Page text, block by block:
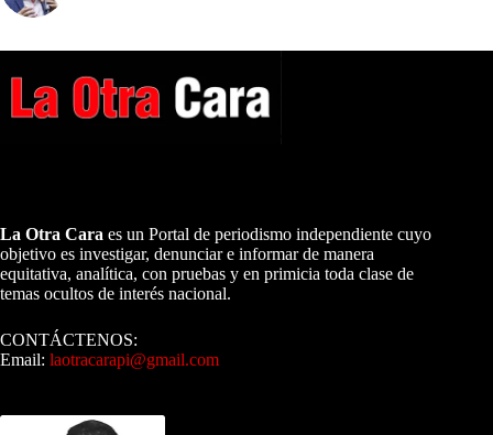
La Otra Cara es un Portal de periodismo independiente cuyo
objetivo es investigar, denunciar e informar de manera
equitativa, analítica, con pruebas y en primicia toda clase de
temas ocultos de interés nacional.
CONTÁCTENOS:
Email: laotracarapi@gmail.com